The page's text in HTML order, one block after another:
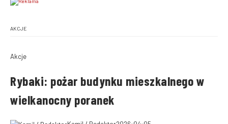
AKCJE
Akcje
Rybaki: pożar budynku mieszkalnego w
wielkanocny poranek